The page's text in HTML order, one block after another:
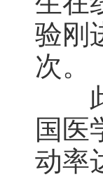
验刚
次。
此
国医
动率